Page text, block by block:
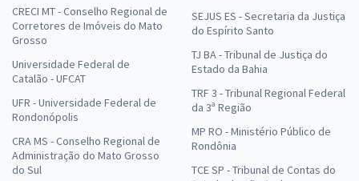
CRECI MT - Conselho Regional de
Corretores de Imóveis do Mato
Grosso
Universidade Federal de
Catalão - UFCAT
UFR - Universidade Federal de
Rondonópolis
CRA MS - Conselho Regional de
Administração do Mato Grosso
do Sul
SEJUS ES - Secretaria da Justiça
do Espírito Santo
TJ BA - Tribunal de Justiça do
Estado da Bahia
TRF 3 - Tribunal Regional Federal
da 3ª Região
MP RO - Ministério Público de
Rondônia
TCE SP - Tribunal de Contas do